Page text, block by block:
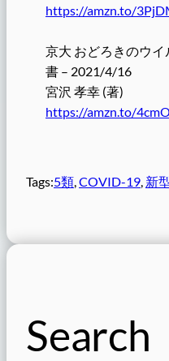
https://amzn.to/
京大 おどろきのウ
書 – 2021/4/16
宮沢 孝幸 (著)
https://amzn.to/
Tags:5類, COVID-19, 新
Search